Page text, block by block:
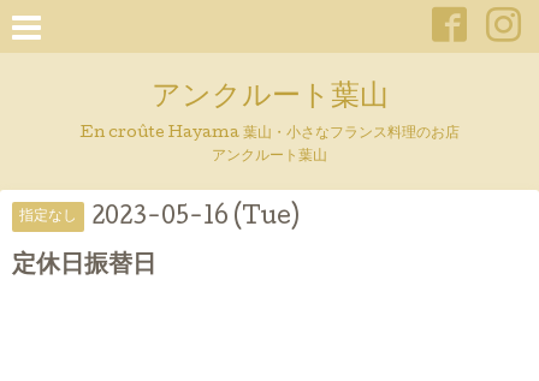
アンクルート葉山
En croûte Hayama 葉山・小さなフランス料理のお店
アンクルート葉山
指定なし 2023-05-16 (Tue)
定休日振替日